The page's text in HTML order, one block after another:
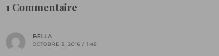
1 Commentaire
BELLA
OCTOBRE 3, 2016 / 1:45